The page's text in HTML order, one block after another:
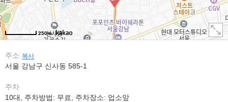
250m
주소 복사
서울 강남구 신사동 585-1
주차
10대, 주차방법: 무료, 주차장소: 업소앞